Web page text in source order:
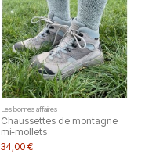
Les bonnes affaires
Chaussettes de montagne
mi-mollets
34,00 €